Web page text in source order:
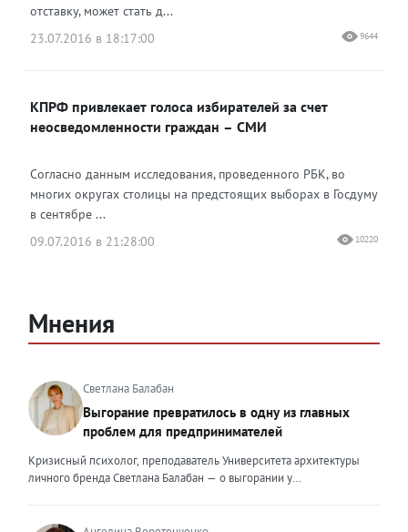
отставку, может стать д...
23.07.2016 в 18:17:00
9644
КПРФ привлекает голоса избирателей за счет
неосведомленности граждан – СМИ
Согласно данным исследования, проведенного РБК, во
многих округах столицы на предстоящих выборах в Госдуму
в сентябре ...
09.07.2016 в 21:28:00
10220
Мнения
Светлана Балабан
Выгорание превратилось в одну из главных
проблем для предпринимателей
Кризисный психолог, преподаватель Университета архитектуры
личного бренда Светлана Балабан — о выгорании у